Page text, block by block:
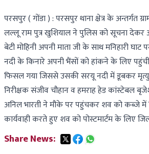
परसपुर ( गोंडा ) : परसपुर थाना क्षेत्र के अन्तर्गत
लल्लू राम पुत्र खुशियाल ने पुलिस को सूचना
बेटी मोहिनी अपनी माता जी के साथ मनिहारी
नदी के किनारे अपनी भैंसों को हांकने के लिए
फिसल गया जिससे उसकी सरयू नदी में डूबकर
निरीक्षक संजीव चौहान व हमराह हेड कांस्टेबल
अनिल भारती ने मौके पर पहुंचकर शव को कब्जे में
कार्यवाही करते हुए शव को पोस्टमार्टम के लिए
Share News: